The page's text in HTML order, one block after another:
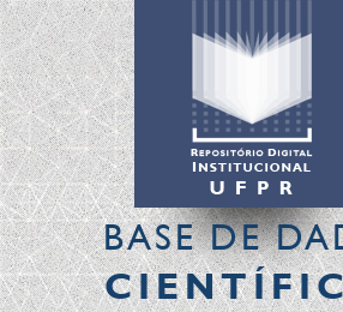
BASE DE